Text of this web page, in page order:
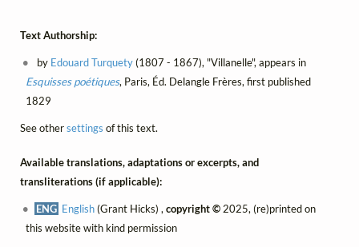
Text Authorship:
by Edouard Turquety(1807 - 1867), "Villanelle", appears in
Esquisses poétiques, Paris, Éd. Delangle Frères, first published
1829
See othersettings of this text.
Available translations, adaptations or excerpts, and
transliterations (if applicable):
ENG English(Grant Hicks) ,copyright © 2025, (re)printed on
this website with kind permission